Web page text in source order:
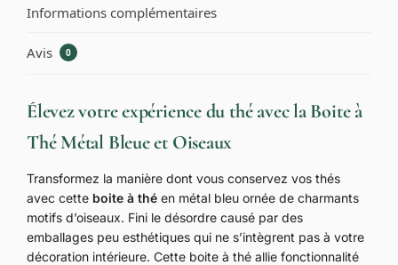
Informations complémentaires
Avis 0
Élevez votre expérience du thé avec la Boite à
Thé Métal Bleue et Oiseaux
Transformez la manière dont vous conservez vos thés
avec cette boite à thé en métal bleu ornée de charmants
motifs d’oiseaux. Fini le désordre causé par des
emballages peu esthétiques qui ne s’intègrent pas à votre
décoration intérieure. Cette boite à thé allie fonctionnalité